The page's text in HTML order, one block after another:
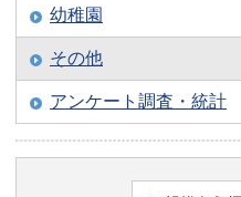
幼稚園
その他
アンケート調査・統計